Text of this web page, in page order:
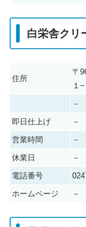
白栄舎クリ
住所
〒
１
－
即日仕上げ
－
営業時間
－
休業日
－
電話番号
ホームページ
－